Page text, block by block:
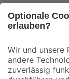
Der toom Newsletter:
Zur Newsletter